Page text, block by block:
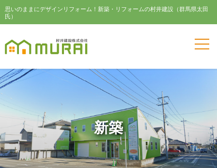
思いのままにデザインリフォーム！新築・リフォームの村井建設（群馬県太田
氏）
新築